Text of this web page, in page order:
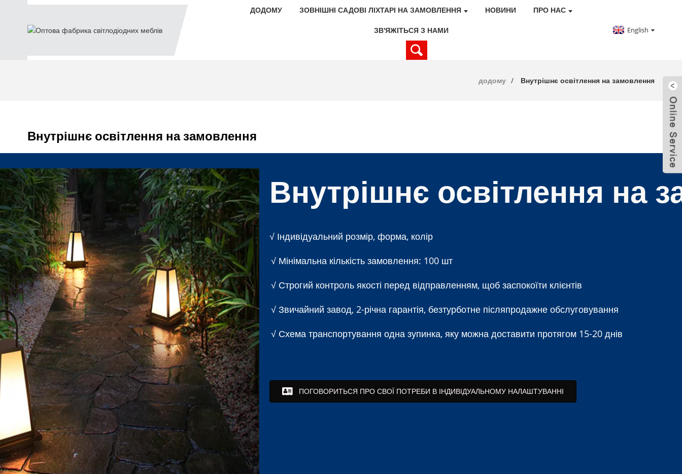
ДОДОМУ ЗОВНІШНІ САДОВІ ЛІХТАРІ НА ЗАМОВЛЕННЯ НОВИНИ ПРО НАС
ЗВ'ЯЖІТЬСЯ З НАМИ English
додому Внутрішнє освітлення на замовлення
Внутрішнє освітлення на замовлення
Внутрішнє освітлення на
√ Індивідуальний розмір, форма, колір
√ Мінімальна кількість замовлення: 100 шт
√ Строгий контроль якості перед відправленням, щоб заспокоїти клієнтів
√ Звичайний завод, 2-річна гарантія, безтурботне післяпродажне обслуговування
√ Схема транспортування одна зупинка, яку можна доставити протягом 15-20 днів
ПОГОВОРИТЬСЯ ПРО СВОЇ ПОТРЕБИ В ІНДИВІДУАЛЬНОМУ НАЛАШТУВАННІ